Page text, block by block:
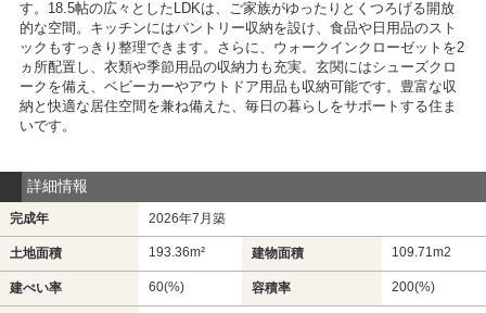
す。18.5帖の広々としたLDKは、ご家族がゆったりとくつろげる開放
的な空間。キッチンにはパントリー収納を設け、食品や日用品のスト
ックもすっきり整理できます。さらに、ウォークインクローゼットを2
ヵ所配置し、衣類や季節用品の収納力も充実。玄関にはシューズクロ
ークを備え、ベビーカーやアウトドア用品も収納可能です。豊富な収
納と快適な居住空間を兼ね備えた、毎日の暮らしをサポートする住ま
いです。
詳細情報
完成年 2026年7月築
土地面積 193.36m² 建物面積 109.71m2
建ぺい率 60(%) 容積率 200(%)